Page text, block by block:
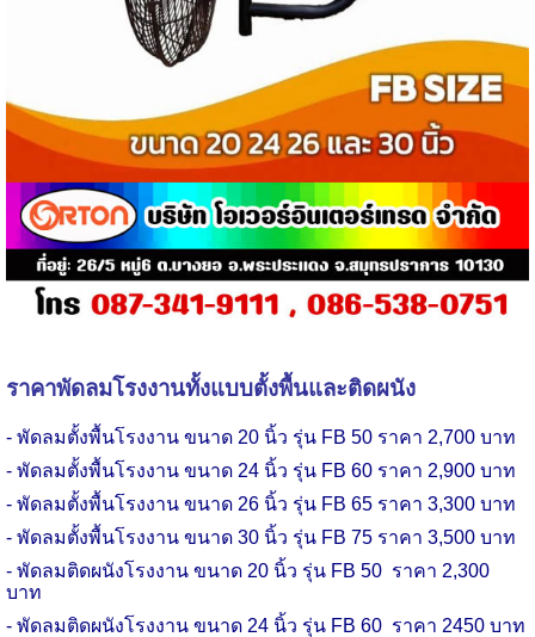
ราคาพัดลมโรงงานทั้งแบบตั้งพื้นและติดผนัง
- พัดลมตั้งพื้นโรงงาน ขนาด 20 นิ้ว รุ่น FB 50 ราคา 2,700 บาท
- พัดลมตั้งพื้นโรงงาน ขนาด 24 นิ้ว รุ่น FB 60 ราคา 2,900 บาท
- พัดลมตั้งพื้นโรงงาน ขนาด 26 นิ้ว รุ่น FB 65 ราคา 3,300 บาท
- พัดลมตั้งพื้นโรงงาน ขนาด 30 นิ้ว รุ่น FB 75 ราคา 3,500 บาท
- พัดลมติดผนังโรงงาน ขนาด 20 นิ้ว รุ่น FB 50 ราคา 2,300
บาท
- พัดลมติดผนังโรงงาน ขนาด 24 นิ้ว รุ่น FB 60 ราคา 2450 บาท